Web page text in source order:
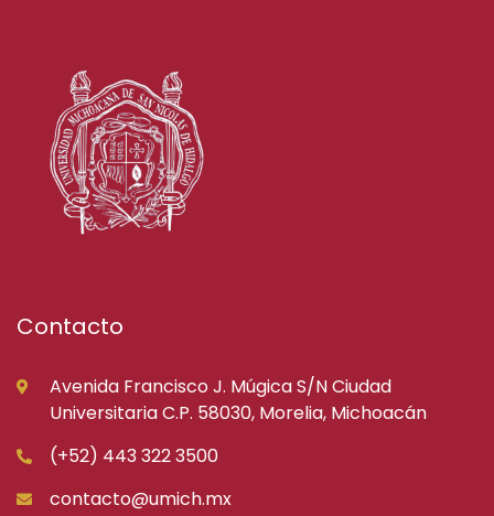
Contacto
Avenida Francisco J. Múgica S/N Ciudad
Universitaria C.P. 58030, Morelia, Michoacán
(+52) 443 322 3500
contacto@umich.mx